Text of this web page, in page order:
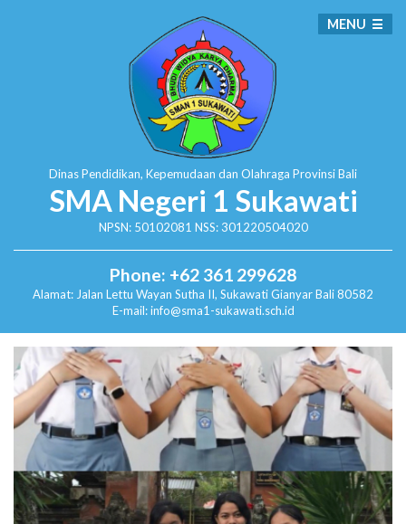
Dinas Pendidikan, Kepemudaan dan Olahraga Provinsi Bali
SMA Negeri 1 Sukawati
NPSN: 50102081 NSS: 301220504020
Phone: +62 361 299628
Alamat: Jalan Lettu Wayan Sutha II, SukawatiGianyar Bali 80582
E-mail: info@sma1-sukawati.sch.id
MENU